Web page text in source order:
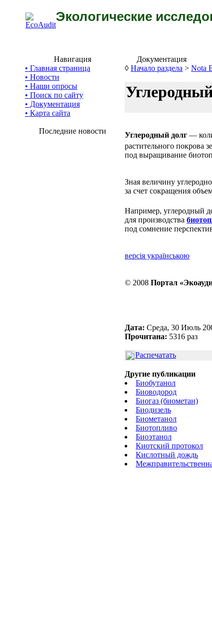
Экологические
Навигация
• Главная страница
• Новости
• Наши опросы
• Поиск по сайту
• Документация
• Карта сайта
Последние новости
Документация
◊ Начало раздела > Nota
Углеродный долг —
растительного покрова
под выращивание
Зная величину
за счет сокращения
Например, углеродный
для производства
под сомнение
версія українською
© 2008 Портал
Дата: Среда, 30 Июль
Прочитана: 5316 раз
Распечатать
Другие публикации
Биобутанол
Биоводород
Биогаз (биометан)
Биодизель
Биометанол
Биотопливо
Биоэтанол
Киотский протокол
Кислотный дождь